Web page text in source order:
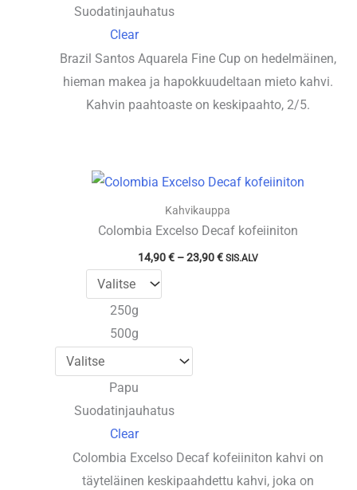
Suodatinjauhatus
Clear
Brazil Santos Aquarela Fine Cup on hedelmäinen,
hieman makea ja hapokkuudeltaan mieto kahvi.
Kahvin paahtoaste on keskipaahto, 2/5.
Kahvikauppa
Colombia Excelso Decaf kofeiiniton
14,90€ – 23,90€Hintaluokka:
14,90 €
SIS.ALV
250g
500g
Papu
Suodatinjauhatus
Clear
Colombia Excelso Decaf kofeiiniton kahvi on
täyteläinen keskipaahdettu kahvi, joka on